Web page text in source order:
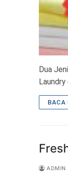
Dua
BACA
ADMIN